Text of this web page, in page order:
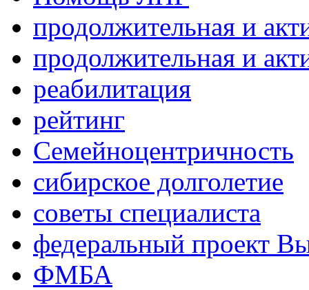
продолжительная и
продолжительная и
реабилитация
рейтинг
Семейноцентричность
сибирское долголетие
советы специалиста
федеральный проект
ФМБА